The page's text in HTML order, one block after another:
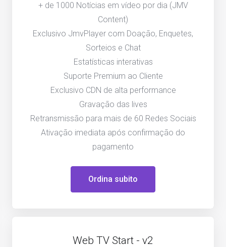
+ de 1000 Notícias em vídeo por dia (JMV
Content)
Exclusivo JmvPlayer com Doação, Enquetes,
Sorteios e Chat
Estatísticas interativas
Suporte Premium ao Cliente
Exclusivo CDN de alta performance
Gravação das lives
Retransmissão para mais de 60 Redes Sociais
Ativação imediata após confirmação do
pagamento
Ordina subito
Web TV Start - v2